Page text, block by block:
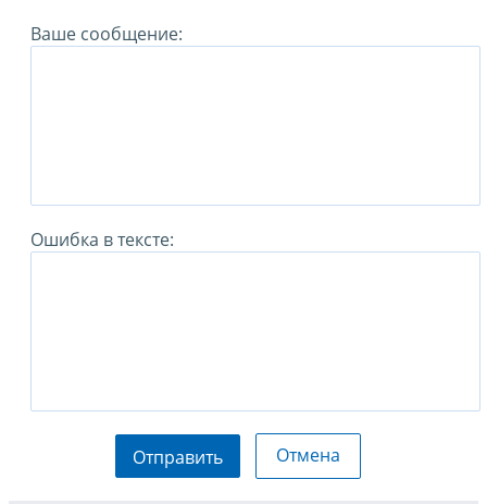
Ваше сообщение:
Ошибка в тексте:
Отправить Отмена